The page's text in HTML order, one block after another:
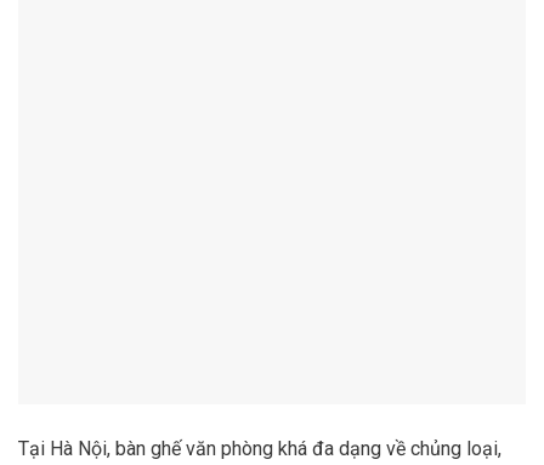
Tại Hà Nội, bàn ghế văn phòng khá đa dạng về chủng loại,